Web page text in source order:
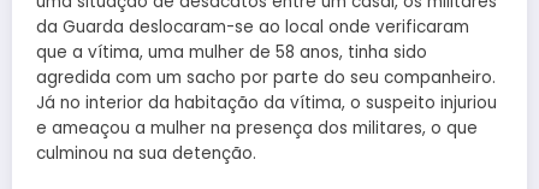
da Guarda deslocaram-se ao local onde verificaram
que a vítima, uma mulher de 58 anos, tinha sido
agredida com um sacho por parte do seu companheiro.
Já no interior da habitação da vítima, o suspeito injuriou
e ameaçou a mulher na presença dos militares, o que
culminou na sua detenção.